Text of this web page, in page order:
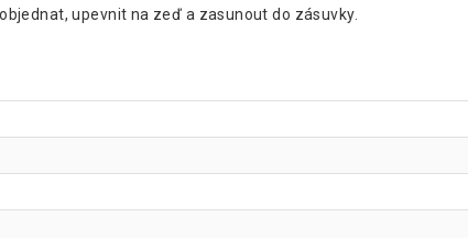
upevnit na zeď a zasunout do zásuvky.